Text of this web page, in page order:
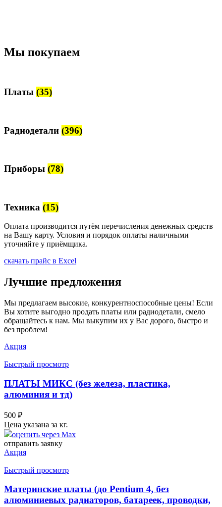
Мы покупаем
Платы (35)
Радиодетали (396)
Приборы (78)
Техника (15)
Оплата производится путём перечисления денежных средств
на Вашу карту. Условия и порядок оплаты наличными
уточняйте у приёмщика.
скачать прайс в Excel
Лучшие предложения
Мы предлагаем высокие, конкурентноспособные цены! Если
Вы хотите выгодно продать платы или радиодетали, смело
обращайтесь к нам. Мы выкупим их у Вас дорого, быстро и
без проблем!
Акция
Быстрый просмотр
ПЛАТЫ МИКС (без железа, пластика,
алюминия и тд)
500 ₽
Цена указана за кг.
оценить через Max
отправить заявку
Акция
Быстрый просмотр
Материнские платы (до Pentium 4, без
алюминиевых радиаторов, батареек, проводки,